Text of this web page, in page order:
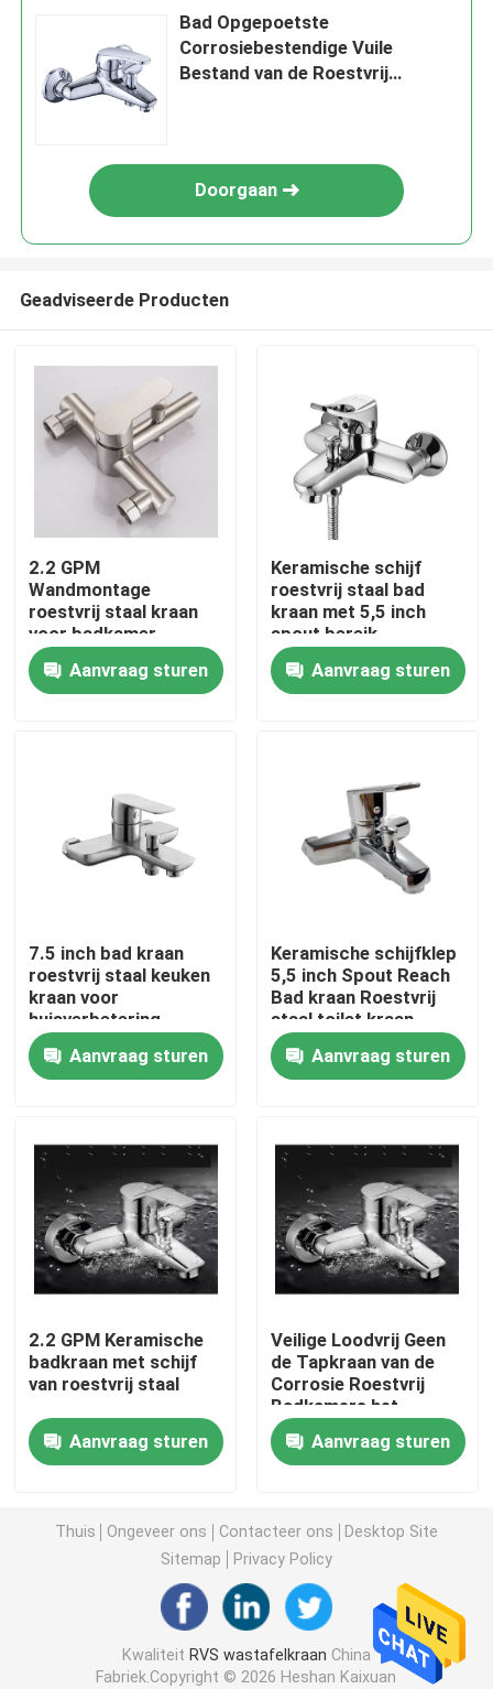
Huis
Producten
Videos
Fabrieksrondleiding
Neem contact met ons op
Nieuws
RVS wastafelkraan
De Tapkraan van het roestvrij staalbad
De enige Mixer van het Hefboombassin
Hete en Koude Bassinmixer
Enige Koude Bassinkraan
De Tapkraan van de schotelwas
Verborgen Tapkraan
Bad Opgepoetste
Corrosiebestendige Vuile
Bestand van de Roestvrij
Doorgaan
Geadviseerde Producten
2.2 GPM
Wandmontage
roestvrij staal kraan
voor badkamer
Aanvraag sturen
Keramische schijf
roestvrij staal bad
kraan met 5,5 inch
spout bereik
Aanvraag sturen
7.5 inch bad kraan
roestvrij staal keuken
kraan voor
huisverbetering
Aanvraag sturen
Keramische schijfklep
5,5 inch Spout Reach
Bad kraan Roestvrij
staal toilet kraan
Aanvraag sturen
2.2 GPM Keramische
badkraan met schijf
van roestvrij staal
Aanvraag sturen
Veilige Loodvrij Geen
de Tapkraan van de
Corrosie Roestvrij
Badkamers het
Galvaniseren Proces
Aanvraag sturen
Thuis Ongeveer ons Contacteer ons
Desktop Site
Sitemap
Privacy Policy
Kwaliteit RVS wastafelkraan China
Fabriek.Copyright © 2026 Heshan Kaixuan